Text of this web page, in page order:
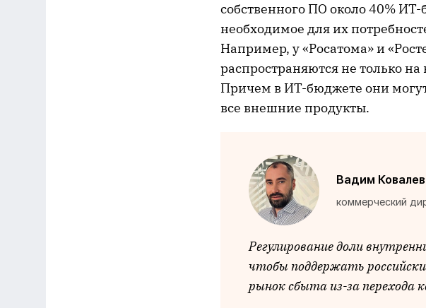
собственного ПО около 40%
необходимое для их
Например, у «Росатома» и
распространяются не только
Причем в ИT-бюджете они
все внешние продукты.
Вадим Ковалев
коммерческий
Регулирование доли
чтобы поддержать
рынок сбыта из-за перехода